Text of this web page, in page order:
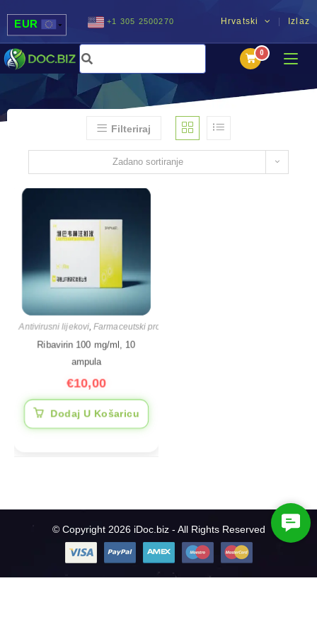
Hrvatski Izlaz
EUR
USD
UAH
+1 305 2500270
Filteriraj
Zadano sortiranje
Antivirusni lijekovi,Farmaceutski proizvodi
Ribavirin 100 mg/ml, 10
ampula
€10,00
Dodaj U Košaricu
© Copyright 2026 iDoc.biz - All Rights Reserved
C
o
t